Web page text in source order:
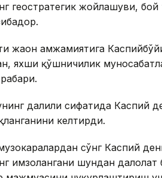
геостратегик жойлашуви,
жаҳон ҳамжамиятига
яхши қўшничилик
далили сифатида Каспий
келтирди.
сўнг Каспий
имзолангани шундан